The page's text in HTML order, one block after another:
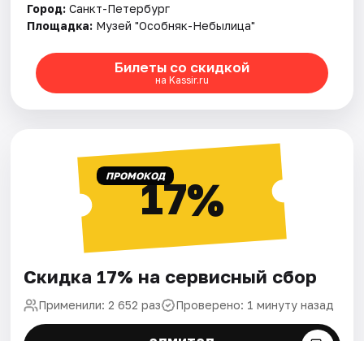
Город: Санкт-Петербург
Площадка: Музей "Особняк-Небылица"
Билеты со скидкой
на Kassir.ru
ПРОМОКОД17%
Скидка 17% на сервисный сбор
Применили: 2 652 раз Проверено: 1 минуту назад